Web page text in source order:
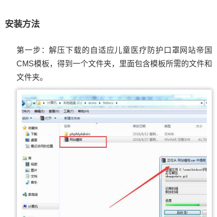
安装方法
第一步：解压下载的自适应儿童医疗防护口罩网站帝国
CMS模板，得到一个文件夹，里面包含模板所需的文件和
文件夹。